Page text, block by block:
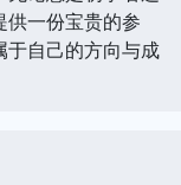
供一份宝贵的参
于自己的方向与成